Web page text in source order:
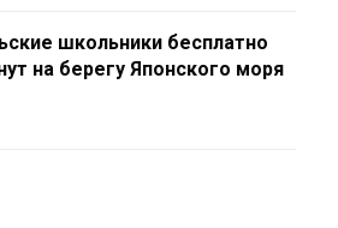
школьники бесплатно
на берегу Японского моря